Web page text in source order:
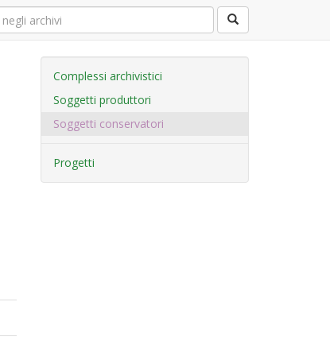
Complessi archivistici
Soggetti produttori
Soggetti conservatori
Progetti